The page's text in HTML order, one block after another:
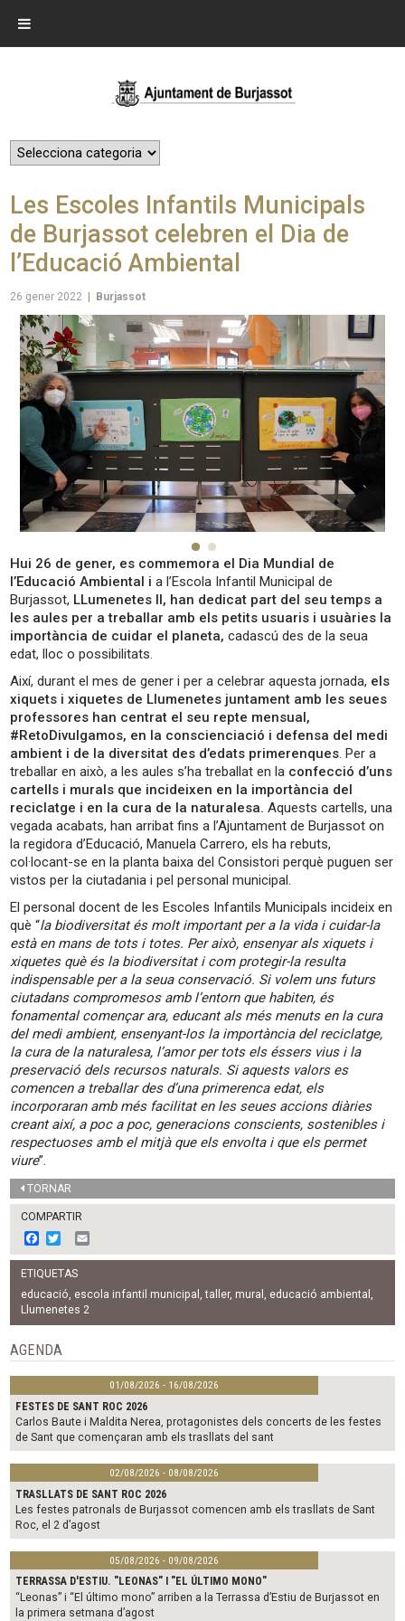
Les Escoles Infantils Municipals
de Burjassot celebren el Dia de
l’Educació Ambiental
26 gener 2022 Burjassot
Hui 26 de gener, es commemora el Dia Mundial de
l’Educació Ambiental ia l’Escola Infantil Municipal de
Burjassot, LLumenetes II, han dedicat part del seu temps a
les aules per a treballar amb els petits usuaris i usuàries la
importància de cuidar el planeta,cadascú des de la seua
edat, lloc o possibilitats.
Així, durant el mes de gener i per a celebrar aquesta jornada, els
xiquets i xiquetes de Llumenetes juntament amb les seues
professores han centrat el seu repte mensual,
#RetoDivulgamos, en la conscienciació i defensa del medi
ambient i de la diversitat des d’edats primerenques. Per a
treballar en això, a les aules s’ha treballat en la confecció d’uns
cartells i murals que incideixen en la importància del
reciclatge i en la cura de la naturalesa. Aquests cartells, una
vegada acabats, han arribat fins a l’Ajuntament de Burjassot on
la regidora d’Educació, Manuela Carrero, els ha rebuts,
col·locant-se en la planta baixa del Consistori perquè puguen ser
vistos per la ciutadania i pel personal municipal.
El personal docent de les Escoles Infantils Municipals incideix en
què “la biodiversitat és molt important per a la vida i cuidar-la
està en mans de tots i totes. Per això, ensenyar als xiquets i
xiquetes què és la biodiversitat i com protegir-la resulta
indispensable per a la seua conservació. Si volem uns futurs
ciutadans compromesos amb l’entorn que habiten, és
fonamental començar ara, educant als més menuts en la cura
del medi ambient, ensenyant-los la importància del reciclatge,
la cura de la naturalesa, l’amor per tots els éssers vius i la
preservació dels recursos naturals. Si aquests valors es
comencen a treballar des d’una primerenca edat, els
incorporaran amb més facilitat en les seues accions diàries
creant així, a poc a poc, generacions conscients, sostenibles i
respectuoses amb el mitjà que els envolta i que els permet
viure”.
TORNAR
COMPARTIR
F
a
c
e
b
o
o
w
i
t
t
e
r
m
l
ETIQUETAS
educació, escola infantil municipal ,taller, mural , educació ambiental ,
Llumenetes 2
AGENDA
01/08/2026 - 16/08/2026
FESTES DE SANT ROC 2026
Carlos Baute i Maldita Nerea, protagonistes dels concerts de les festes
de Sant que començaran amb els trasllats del sant
02/08/2026 - 08/08/2026
TRASLLATS DE SANT ROC 2026
Les festes patronals de Burjassot comencen amb els trasllats de Sant
Roc, el 2 d’agost
05/08/2026 - 09/08/2026
TERRASSA D'ESTIU. "LEONAS" I "EL ÚLTIMO MONO"
“Leonas” i “El último mono” arriben a la Terrassa d’Estiu de Burjassot en
la primera setmana d’agost